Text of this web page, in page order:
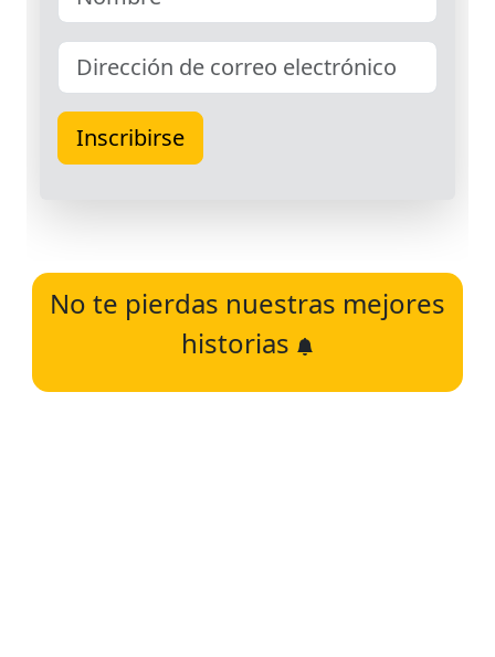
No te pierdas nuestras mejores
historias